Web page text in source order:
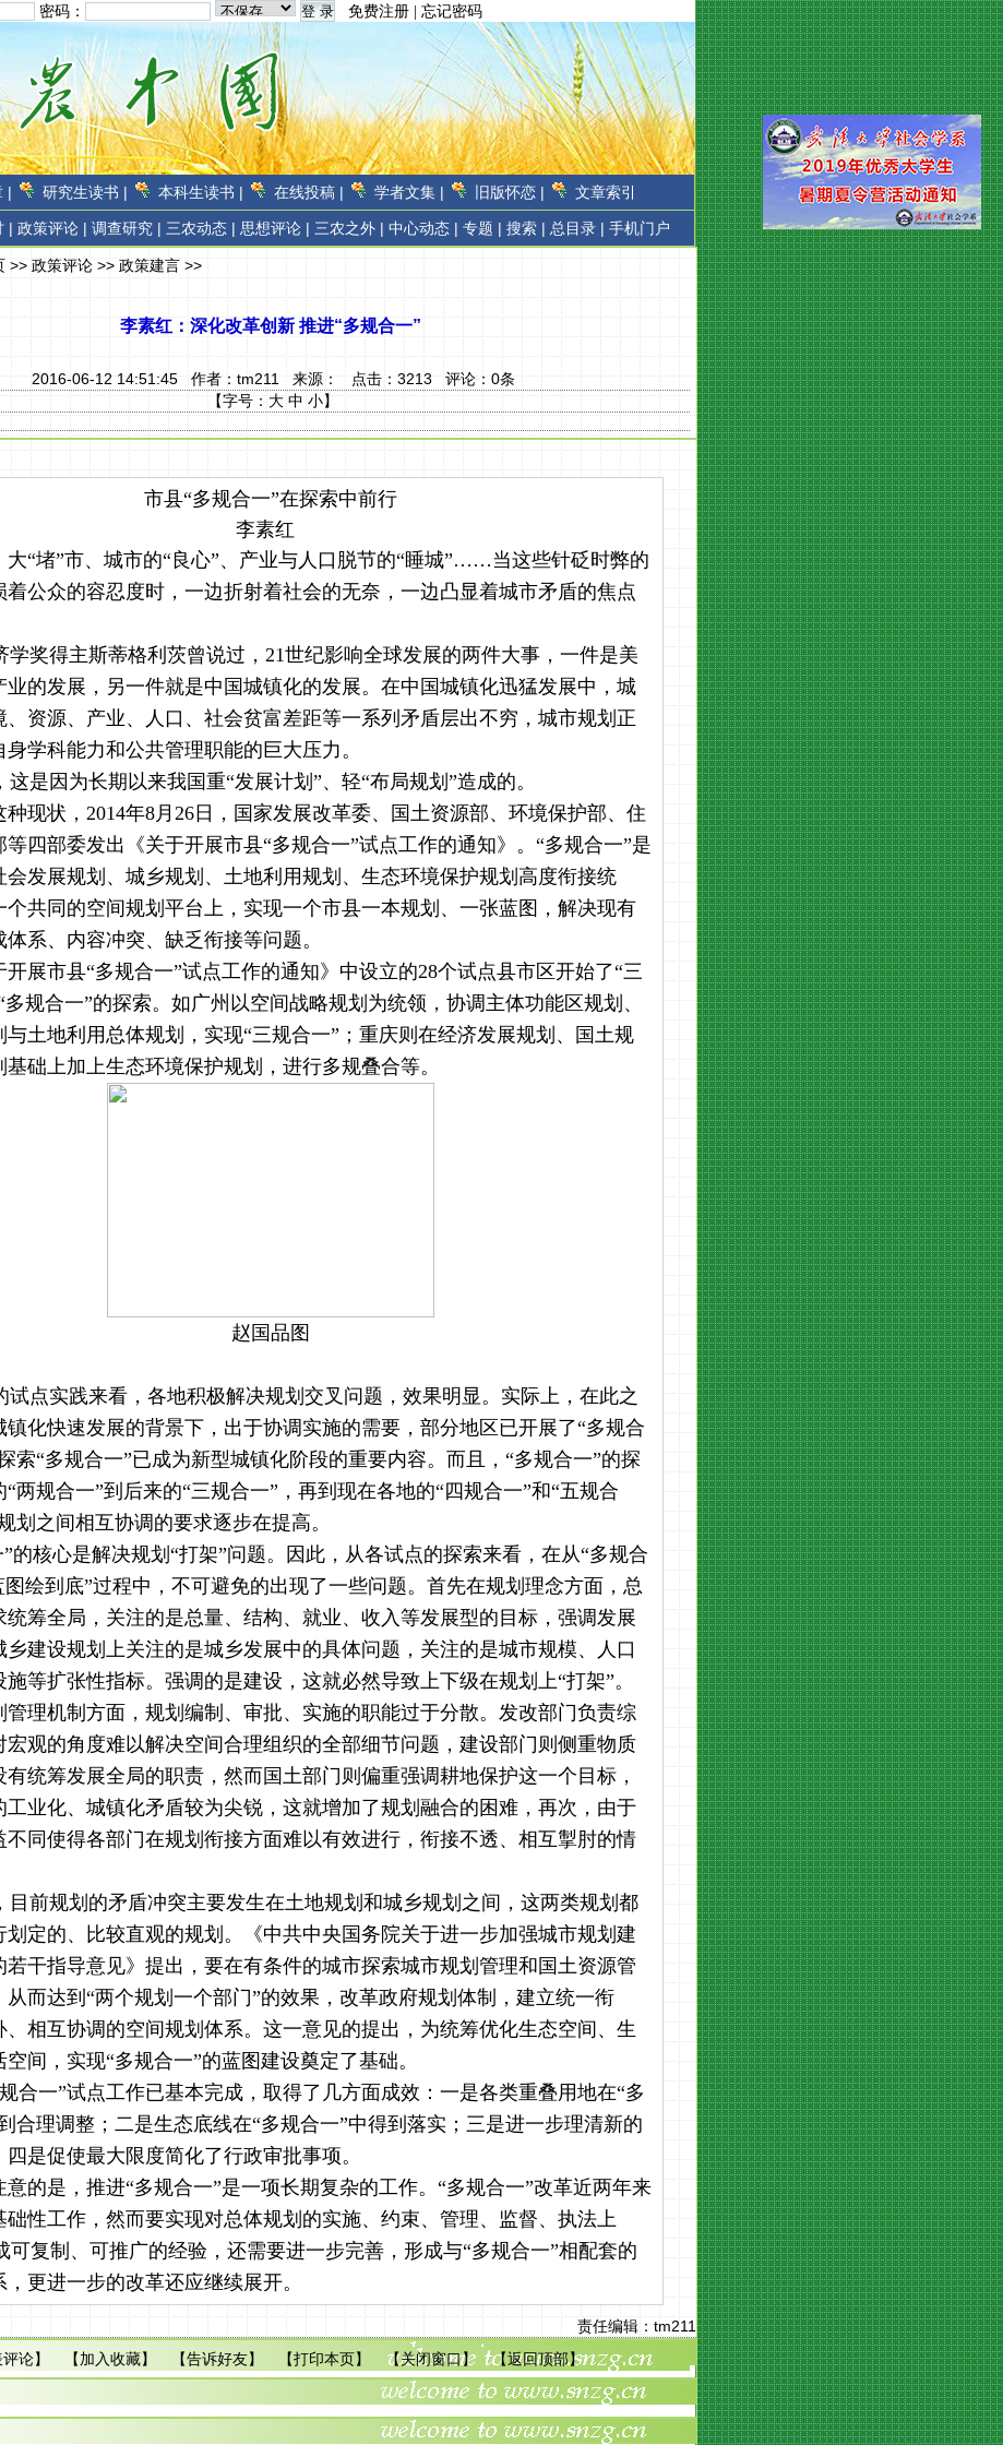
密码： 免费注册 忘记密码
| 研究生读书 | 本科生读书 | 在线投稿 | 学者文集 | 旧版怀恋 | 文章索引
| 政策评论 | 调查研究 | 三农动态 | 思想评论 | 三农之外 | 中心动态 | 专题 | 搜索 | 总目录 | 手机门户
>>政策评论 >> 政策建言 >>
李素红：深化改革创新 推进“多规合一”
2016-06-12 14:51:45 作者：tm211来源：点击：3213 评论：0条
【字号：大 中 小】
市县“多规合一”在探索中前行
李素红
“堵”市、城市的“良心”、产业与人口脱节的“睡城”……当这些针砭时弊的
着公众的容忍度时，一边折射着社会的无奈，一边凸显着城市矛盾的焦点
奖得主斯蒂格利茨曾说过，21世纪影响全球发展的两件大事，一件是美
业的发展，另一件就是中国城镇化的发展。在中国城镇化迅猛发展中，城
、资源、产业、人口、社会贫富差距等一系列矛盾层出不穷，城市规划正
学科能力和公共管理职能的巨大压力。
是因为长期以来我国重“发展计划”、轻“布局规划”造成的。
种现状，2014年8月26日，国家发展改革委、国土资源部、环境保护部、住
等四部委发出《关于开展市县“多规合一”试点工作的通知》。“多规合一”是
会发展规划、城乡规划、土地利用规划、生态环境保护规划高度衔接统
个共同的空间规划平台上，实现一个市县一本规划、一张蓝图，解决现有
系、内容冲突、缺乏衔接等问题。
开展市县“多规合一”试点工作的通知》中设立的28个试点县市区开始了“三
多规合一”的探索。如广州以空间战略规划为统领，协调主体功能区规划、
与土地利用总体规划，实现“三规合一”；重庆则在经济发展规划、国土规
础上加上生态环境保护规划，进行多规叠合等。
赵国品图
点实践来看，各地积极解决规划交叉问题，效果明显。实际上，在此之
镇化快速发展的背景下，出于协调实施的需要，部分地区已开展了“多规合
索“多规合一”已成为新型城镇化阶段的重要内容。而且，“多规合一”的探
两规合一”到后来的“三规合一”，再到现在各地的“四规合一”和“五规合
划之间相互协调的要求逐步在提高。
核心是解决规划“打架”问题。因此，从各试点的探索来看，在从“多规合
图绘到底”过程中，不可避免的出现了一些问题。首先在规划理念方面，总
统筹全局，关注的是总量、结构、就业、收入等发展型的目标，强调发展
乡建设规划上关注的是城乡发展中的具体问题，关注的是城市规模、人口
等扩张性指标。强调的是建设，这就必然导致上下级在规划上“打架”。
管理机制方面，规划编制、审批、实施的职能过于分散。发改部门负责综
宏观的角度难以解决空间合理组织的全部细节问题，建设部门则侧重物质
有统筹发展全局的职责，然而国土部门则偏重强调耕地保护这一个目标，
工业化、城镇化矛盾较为尖锐，这就增加了规划融合的困难，再次，由于
不同使得各部门在规划衔接方面难以有效进行，衔接不透、相互掣肘的情
前规划的矛盾冲突主要发生在土地规划和城乡规划之间，这两类规划都
划定的、比较直观的规划。《中共中央国务院关于进一步加强城市规划建
若干指导意见》提出，要在有条件的城市探索城市规划管理和国土资源管
从而达到“两个规划一个部门”的效果，改革政府规划体制，建立统一衔
、相互协调的空间规划体系。这一意见的提出，为统筹优化生态空间、生
间，实现“多规合一”的蓝图建设奠定了基础。
合一”试点工作已基本完成，取得了几方面成效：一是各类重叠用地在“多
合理调整；二是生态底线在“多规合一”中得到落实；三是进一步理清新的
是促使最大限度简化了行政审批事项。
意的是，推进“多规合一”是一项长期复杂的工作。“多规合一”改革近两年来
础性工作，然而要实现对总体规划的实施、约束、管理、监督、执法上
可复制、可推广的经验，还需要进一步完善，形成与“多规合一”相配套的
更进一步的改革还应继续展开。
责任编辑： tm211
评论】 【加入收藏】 【告诉好友】 【打印本页】 【关闭窗口】 【返回顶部】